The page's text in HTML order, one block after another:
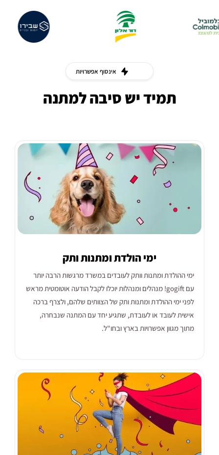
אינסוף אפשרויות
תמיד יש סיבה למתנה
ימי הולדת ומתנות ותק
ימי ההולדת ומתנות וותק לעובדים במשרד מרגשות הרבה יותר
עם gogift! מנהלים ומנהלות יוכלו לקבל הודעה אוטומטית מראש
לפני ימי ההולדת ומתנות ותק של הצוותים שלהם, ולצרף ברכה
אישית לעובד או לעובדת, שתגיע יחד עם המתנה שנבחרה,
מתוך מגוון אפשרויות בארץ ובחו"ל.